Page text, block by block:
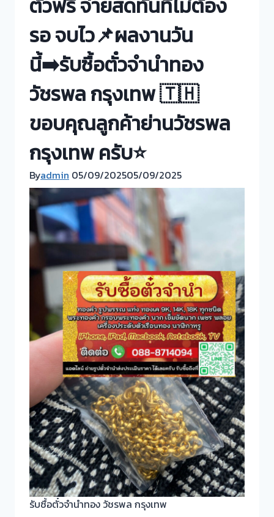
ตั๋วฟรี จ่ายสดทันทีไม่ต้อง
รอ จบไว📌ผลงานวัน
นี้➡️รับซื้อตั๋วจำนำทอง
วัชรพล กรุงเทพ 🇹🇭
ขอบคุณลูกค้าย่านวัชรพล
กรุงเทพ ครับ⭐
Byadmin 05/09/202505/09/2025
รับซื้อตั๋วจำนำทอง วัชรพล กรุงเทพ